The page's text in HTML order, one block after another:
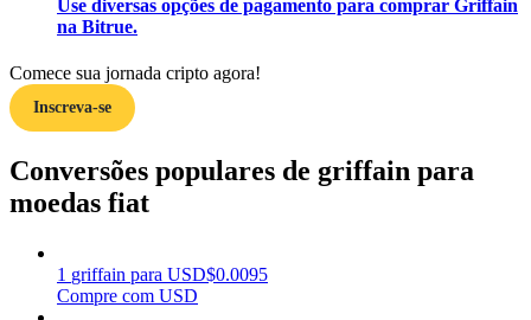
Porquinho poderoso
Use diversas opções de pagamento para comprar Griffain
na Bitrue.
Comece sua jornada cripto agora!
Inscreva-se
Conversões populares de griffain para
moedas fiat
1 griffain para USD$0.0095
Compre com USD